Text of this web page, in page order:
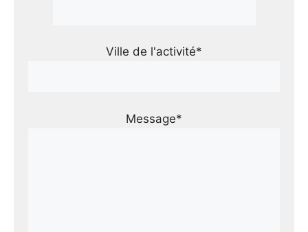
Ville de l'activité*
Message*